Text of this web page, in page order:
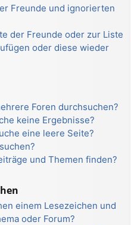
Freunde und ignorierten
der Freunde oder zur Liste
oder diese wieder
Foren durchsuchen?
keine Ergebnisse?
eine leere Seite?
und Themen finden?
einem Lesezeichen und
oder Forum?